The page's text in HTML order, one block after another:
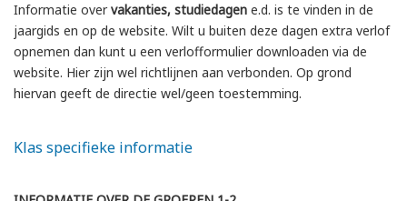
Informatie overvakanties, studiedagen e.d. is te vinden in de
jaargids en op de website. Wilt u buiten deze dagen extra verlof
opnemen dan kunt u een verlofformulier downloaden via de
website. Hier zijn wel richtlijnen aan verbonden. Op grond
hiervan geeft de directie wel/geen toestemming.
Klas specifieke informatie